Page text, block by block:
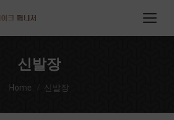
신발장
You are here:
Home 신발장